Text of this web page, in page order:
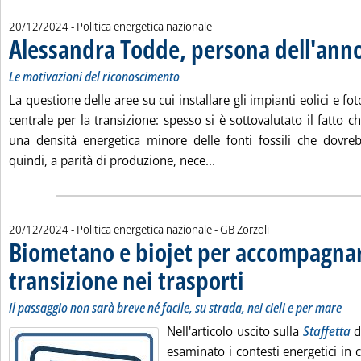
20/12/2024- Politica energetica nazionale
Alessandra Todde, persona
Le motivazioni del riconoscimento
La questione delle aree su cui installare gli impianti eolici e
centrale per la transizione: spesso si è sottovalutato il fatto
una densità energetica minore delle fonti fossili che
quindi, a parità di produzione, nece...
20/12/2024- Politica energetica nazionale -di:
GB Zorzoli
Biometano e biojet per
transizione nei trasporti . Sottotitolo: Il passaggio
. Pubblicata venerdì 20
Il passaggio non sarà breve né facile, su strada, nei cieli e per mare
Nell'articolo uscito sulla Staffetta
esaminato i contesti energetici in